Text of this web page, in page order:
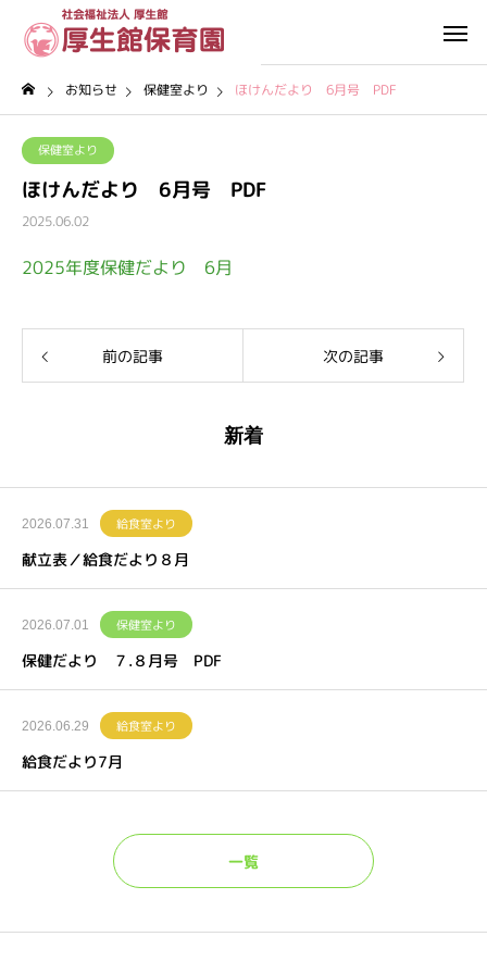
お知らせ 保健室より ほけんだより 6月号 PDF
保健室より
ほけんだより 6月号 PDF
2025.06.02
2025年度保健だより 6月
前の記事 次の記事
新着
2026.07.31 給食室より
献立表／給食だより８月
2026.07.01 保健室より
保健だより ７.８月号 PDF
2026.06.29 給食室より
給食だより7月
一覧